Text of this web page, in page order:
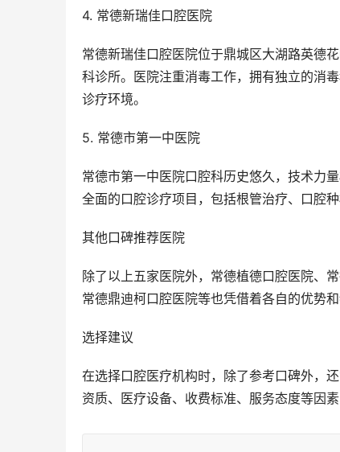
4. 常德新瑞佳口腔医院
常德新瑞佳口腔医院位于鼎城区大湖路英德
科诊所。医院注重消毒工作，拥有独立的消
诊疗环境。
5. 常德市第一中医院
常德市第一中医院口腔科历史悠久，技术力
全面的口腔诊疗项目，包括根管治疗、口腔
其他口碑推荐医院
除了以上五家医院外，常德植德口腔医院、
常德鼎迪柯口腔医院等也凭借着各自的优势
选择建议
在选择口腔医疗机构时，除了参考口碑外，
资质、医疗设备、收费标准、服务态度等因